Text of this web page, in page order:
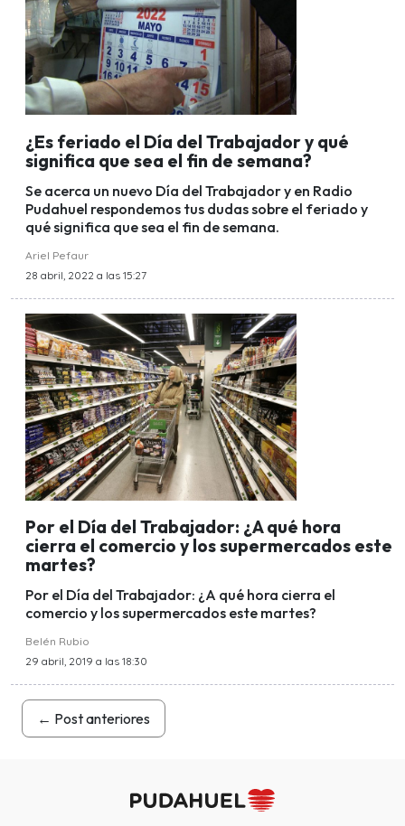
¿Es feriado el Día del Trabajador y qué
significa que sea el fin de semana?
Se acerca un nuevo Día del Trabajador y en Radio
Pudahuel respondemos tus dudas sobre el feriado y
qué significa que sea el fin de semana.
Ariel Pefaur
28 abril, 2022 a las 15:27
Por el Día del Trabajador: ¿A qué hora
cierra el comercio y los supermercados este
martes?
Por el Día del Trabajador: ¿A qué hora cierra el
comercio y los supermercados este martes?
Belén Rubio
29 abril, 2019 a las 18:30
← Post anteriores